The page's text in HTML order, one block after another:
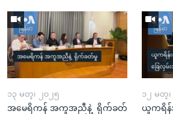
၁၃ မတ္၊ ၂၀၂၅
အမေရိကန် အကူအညီနဲ့ ရိုက်ခတ်
၁၂ မတ္၊
ယူကရိန်